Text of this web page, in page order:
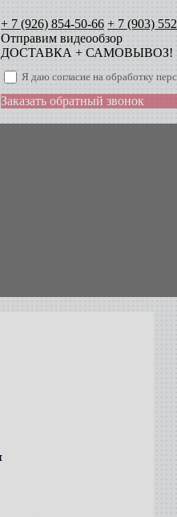
+ 7 (926) 854-50-66 + 7 (903)
Отправим видеообзор
ДОСТАВКА + САМОВЫВОЗ!
Я даю согласие на обработку
Заказать обратный звонок